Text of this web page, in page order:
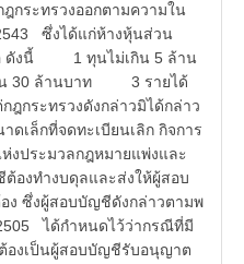
ระทรวงออกตามความใน
ซึ่งได้แก่ห้างหุ้นส่วน
ดังนี้ 1 ทุนไม่เกิน 5 ล้าน
30 ล้านบาท 3 รายได้
ระทรวงดังกล่าวมิได้กล่าว
เล็กที่จดทะเบียนเลิก กิจการ
งประมวลกฎหมายแพ่งและ
องทำงบดุลและส่งให้ผู้สอบ
ง ซึ่งผู้สอบบัญชีดังกล่าวตามพ
ได้กำหนดไว้ว่ากรณีที่มี
องเป็นผู้สอบบัญชีรับอนุญาต